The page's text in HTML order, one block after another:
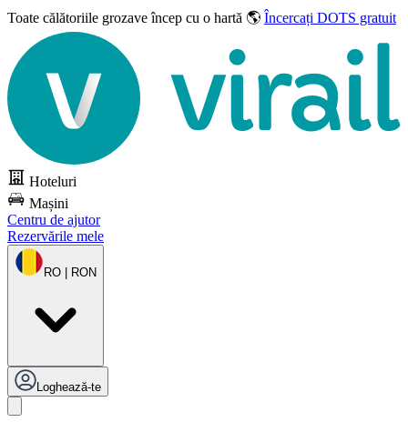
Toate călătoriile grozaveîncep cu o hartă 🌎 Încercați DOTS gratuit
Hoteluri
Mașini
Centru de ajutor
Rezervările mele
RO | RON
Loghează-te